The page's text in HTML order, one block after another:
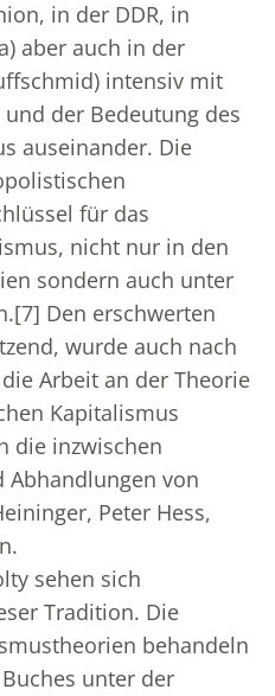
in der DDR, in
aber auch in der
intensiv mit
der Bedeutung des
auseinander. Die
für das
nicht nur in den
sondern auch unter
[7] Den erschwerten
wurde auch nach
Arbeit an der Theorie
Kapitalismus
die inzwischen
Abhandlungen von
Peter Hess,
sehen sich
Tradition. Die
behandeln
unter der